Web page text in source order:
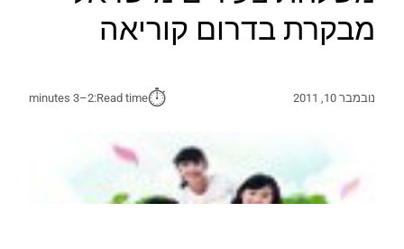
מבקרת בדרום קוריאה
נובמבר 10, 2011 ⏱︎
Read time:
2–3 minutes